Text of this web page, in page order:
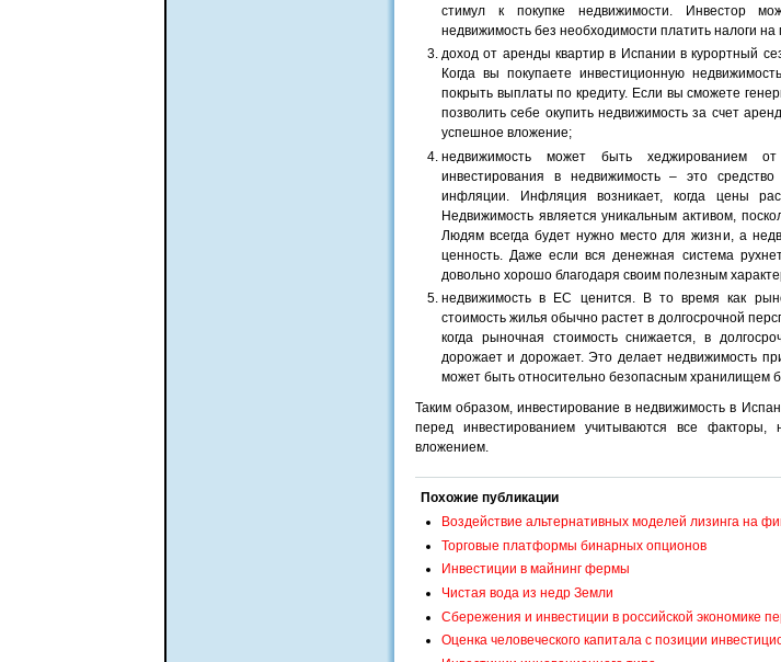
стимул к покупке недвижимости. Инвестор
недвижимость без необходимости платить налоги
доход от аренды квартир в Испании в курортный
Когда вы покупаете инвестиционную
покрыть выплаты по кредиту. Если вы сможете
позволить себе окупить недвижимость за счет
успешное вложение;
недвижимость может быть хеджированием
инвестирования в недвижимость – это
инфляции. Инфляция возникает, когда цены
Недвижимость является уникальным активом,
Людям всегда будет нужно место для жизни, а
ценность. Даже если вся денежная система
довольно хорошо благодаря своим полезным
недвижимость в ЕС ценится. В то время как
стоимость жилья обычно растет в долгосрочной
когда рыночная стоимость снижается, в
дорожает и дорожает. Это делает недвижимость
может быть относительно безопасным хранилищем
Таким образом, инвестирование в недвижимость в
перед инвестированием учитываются все факторы,
вложением.
Похожие публикации
Воздействие альтернативных моделей лизинга на
Торговые платформы бинарных опционов
Инвестиции в майнинг фермы
Чистая вода из недр Земли
Сбережения и инвестиции в российской экономике
Оценка человеческого капитала с позиции